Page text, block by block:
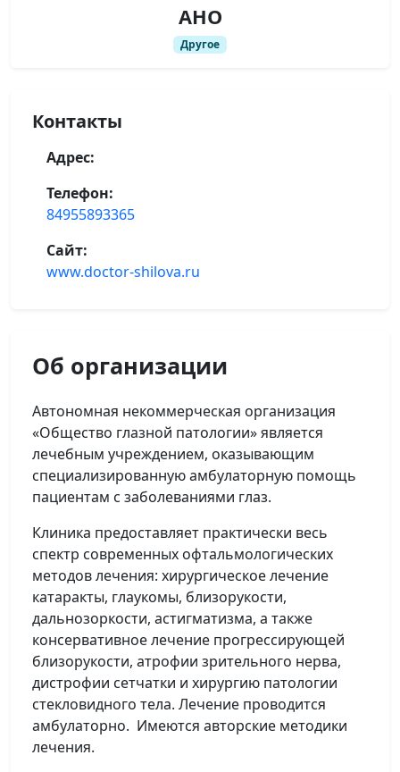
АНО
Другое
Контакты
Адрес:
Телефон:
84955893365
Сайт:
www.doctor-shilova.ru
Об организации
Автономная некоммерческая организация
«Общество глазной патологии» является
лечебным учреждением, оказывающим
специализированную амбулаторную помощь
пациентам с заболеваниями глаз.
Клиника предоставляет практически весь
спектр современных офтальмологических
методов лечения: хирургическое лечение
катаракты, глаукомы, близорукости,
дальнозоркости, астигматизма, а также
консервативное лечение прогрессирующей
близорукости, атрофии зрительного нерва,
дистрофии сетчатки и хирургию патологии
стекловидного тела. Лечение проводится
амбулаторно. Имеются авторские методики
лечения.